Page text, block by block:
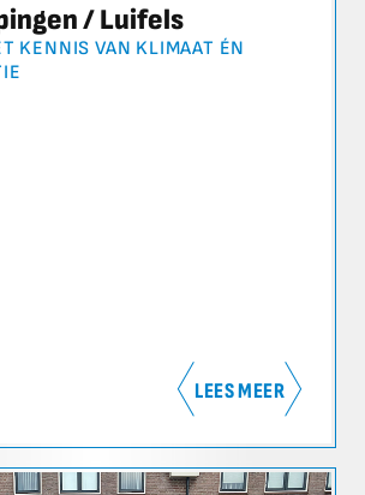
/ Luifels
KENNIS VAN KLIMAAT ÉN
LEES MEER